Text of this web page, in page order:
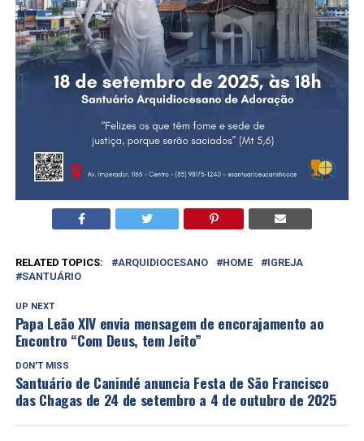
RELATED TOPICS: ARQUIDIOCESANO HOME
IGREJA
SANTUÁRIO
UP NEXT
Papa Leão XIV envia mensagem de encorajamento ao
Encontro “Com Deus, tem Jeito”
DON'T MISS
Santuário de Canindé anuncia Festa de São Francisco
das Chagas de 24 de setembro a 4 de outubro de 2025